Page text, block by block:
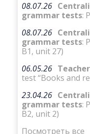
08.07.26
grammar tests:
08.07.26
grammar tests:
B1, unit 27)
06.05.26
test “Books and
23.04.26
grammar tests:
B2, unit 2)
Посмотреть все